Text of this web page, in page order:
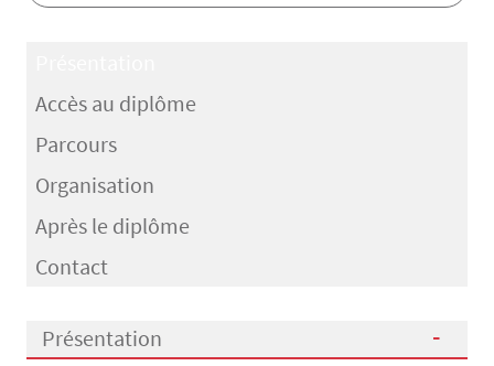
Accès au diplôme
Parcours
Organisation
Après le diplôme
Contact
Présentation